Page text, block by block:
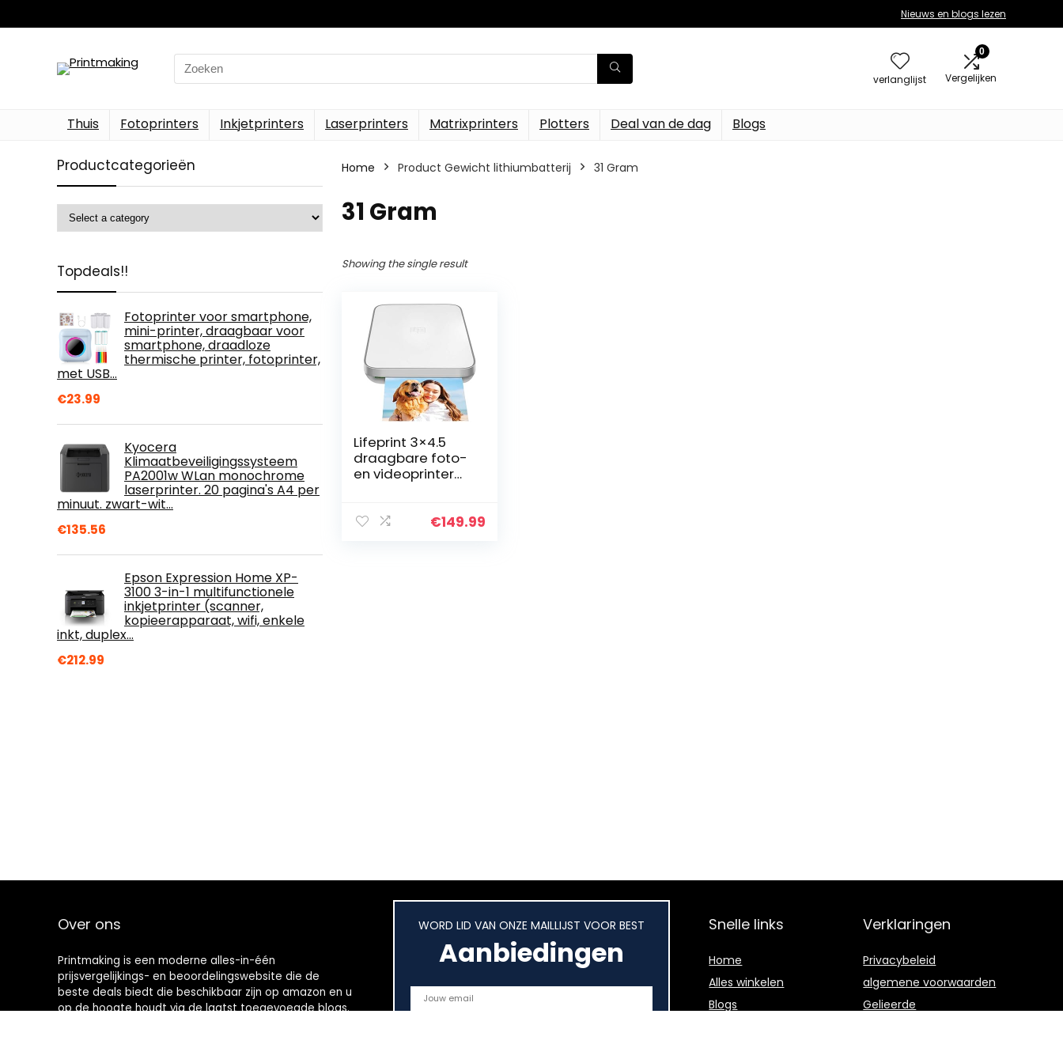
Nieuws en blogs lezen
Search
for:
verlanglijst
0
Vergelijken
Thuis Fotoprinters Inkjetprinters Laserprinters Matrixprinters Plotters Deal van de dag Blogs
Productcategorieën
Topdeals!!
Fotoprinter voor smartphone,
mini-printer, draagbaar voor
smartphone, draadloze
thermische printer, fotoprinter,
met USB…
€23.99
Kyocera
Klimaatbeveiligingssysteem
PA2001w WLan monochrome
laserprinter. 20 pagina's A4 per
minuut. zwart-wit…
€135.56
Epson Expression Home XP-
3100 3-in-1 multifunctionele
inkjetprinter (scanner,
kopieerapparaat, wifi, enkele
inkt, duplex…
€212.99
Home Product Gewicht lithiumbatterij ‎31 Gram
‎31 Gram
Showing the single result
Lifeprint 3×4.5
draagbare foto-
en videoprinter
apparaten. Breng
€149.99
Over ons
Printmaking is een moderne alles-in-één
prijsvergelijkings- en beoordelingswebsite die de
beste deals biedt die beschikbaar zijn op amazon en u
op de hoogte houdt via de laatst toegevoegde blogs.
WORD LID VAN ONZE MAILLIJST VOOR BEST
Aanbiedingen
Snelle links
Home
Alles winkelen
Blogs
Verklaringen
Privacybeleid
algemene voorwaarden
Gelieerde